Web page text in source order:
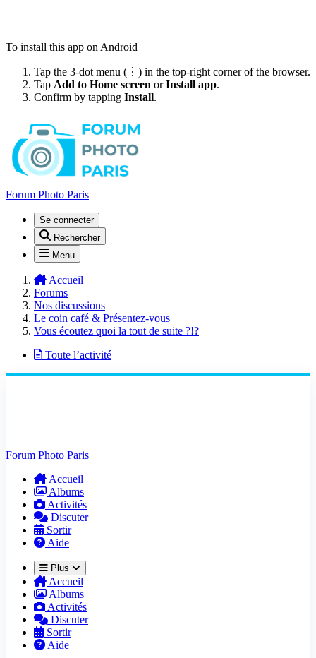
To install this app on Android
Tap the 3-dot menu (⋮) in the top-right corner of the browser.
Tap Add to Home screen orInstall app.
Confirm by tapping Install.
Forum Photo Paris
Se connecter
Rechercher
Menu
Accueil
Forums
Nos discussions
Le coin café & Présentez-vous
Vous écoutez quoi la tout de suite ?!?
Toute l’activité
Forum Photo Paris
Accueil
Albums
Activités
Discuter
Sortir
Aide
Plus
Accueil
Albums
Activités
Discuter
Sortir
Aide